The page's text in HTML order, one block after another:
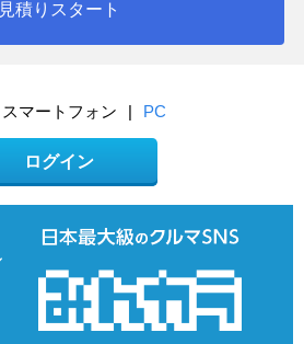
見積りスタート
スマートフォン PC
ログイン